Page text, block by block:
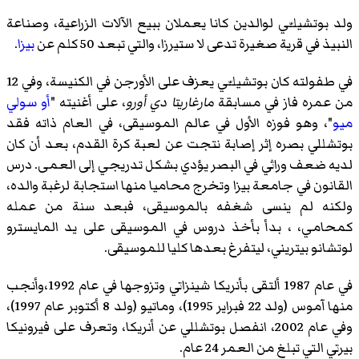
ولد بوتشيلـّي لوالدين كانا يعملان ببيع الآلات الزراعية، وصناعة
النبيذ في قرية صغيرة تدعى لا ستيرزا، والتي تبعد 50 كلم عن
بيزا.
في طفولته كان بوتشيلـّي يعزف على الأورجن
في الكنيسة، وفي 12
من عمره فاز في مسابقةمارغاريتا دي أورو، على أغنيته "أو سولي
ميو"، وهو فوزه الأول في عالم الموسيقى، في العام ذاته فقد
بوتشللي بصره إثر إصابة نتجت عن لعبة كرة القدم، بعد أن كان
لديه ضعف وراثي في البصر يؤدي بشكل تدريجي إلى العمى. درس
القانون في جامعة بيزا وتخرج محاميا منها استجابة لرغبة والده،
ولكنه لم ينسى شغفه بالموسيقى، فبعد سنة من عمله
كمحامي، ، بدأ بأخذ دروس في الموسيقى على يد المايسترو
لوتشانو بيتريني، ليتفرغ بعدها كليا للموسيقى.
في عام 1987 ألتقى بأنريكا شينزاتي وتزوجها في عام 1992،وأنجب
منها آموس (ولد 22 فبراير 1995)، وماتيو (ولد 8 أكتوبر عام 1997)،
وفي عام 2002، انفصل بوتشللي عن أنريكا، وتعرف على فيرونيكا
بيرتي التي تبلغ من العمر 24 عام.